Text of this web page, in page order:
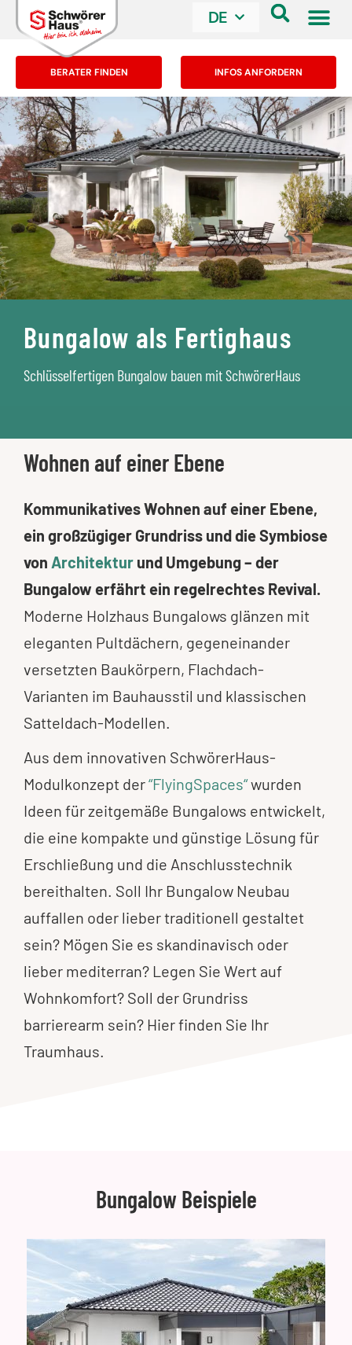
DE
BERATER FINDEN INFOS ANFORDERN
Bungalow als Fertighaus
Schlüsselfertigen Bungalow bauen mit SchwörerHaus
Wohnen auf einer Ebene
Kommunikatives Wohnen auf einer Ebene,
ein großzügiger Grundriss und die Symbiose
von Architektur und Umgebung – der
Bungalow erfährt ein regelrechtes Revival.
Moderne Holzhaus Bungalows glänzen mit
eleganten Pultdächern, gegeneinander
versetzten Baukörpern, Flachdach-
Varianten im Bauhausstil und klassischen
Satteldach-Modellen.
Aus dem innovativen SchwörerHaus-
Modulkonzept der“FlyingSpaces“wurden
Ideen für zeitgemäße Bungalows entwickelt,
die eine kompakte und günstige Lösung für
Erschließung und die Anschlusstechnik
bereithalten. Soll Ihr Bungalow Neubau
auffallen oder lieber traditionell gestaltet
sein? Mögen Sie es skandinavisch oder
lieber mediterran? Legen Sie Wert auf
Wohnkomfort? Soll der Grundriss
barrierearm sein? Hier finden Sie Ihr
Traumhaus.
Bungalow Beispiele